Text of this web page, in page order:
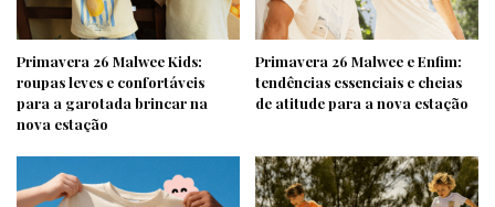
Primavera 26 Malwee Kids:
roupas leves e confortáveis
para a garotada brincar na
nova estação
Primavera 26 Malwee e Enfim:
tendências essenciais e cheias
de atitude para a nova estação